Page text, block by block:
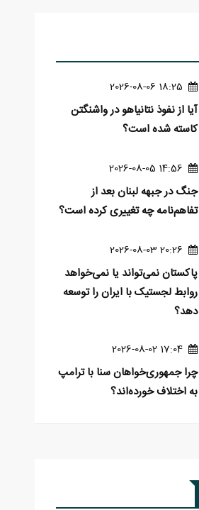
18:25 2026-08-06
آیا از نفوذ نتانیاهو در واشنگتن
کاسته شده است؟
14:56 2026-08-05
جنگ در جبهه لبنان بعد از
تفاهم‌نامه چه تغییری کرده است؟
20:26 2026-08-03
پاکستان نمی‌تواند یا نمی‌خواهد
روابط لجستیک با ایران را توسعه
دهد؟
17:04 2026-08-02
چرا جمهوری‌خواهان سنا با ترامپ
به اختلاف خورده‌اند؟